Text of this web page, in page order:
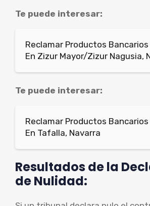
Te puede interesar:
Reclamar Productos
En Zizur Mayor/Zizur Nagusia,
Te puede interesar:
Reclamar Productos
En Tafalla, Navarra
Resultados de la
de Nulidad: